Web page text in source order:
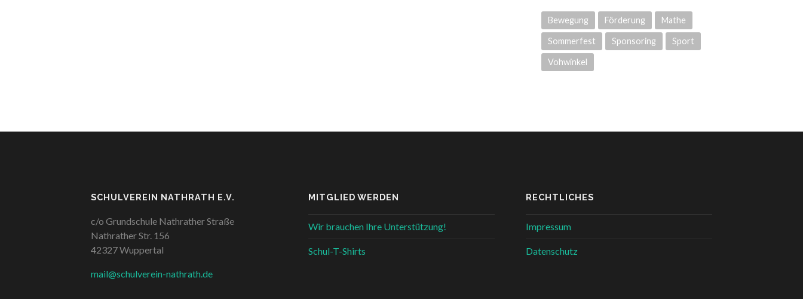
Bewegung Förderung Mathe
Sommerfest Sponsoring Sport
Vohwinkel
SCHULVEREIN NATHRATH E.V.
c/o Grundschule Nathrather Straße
Nathrather Str. 156
42327 Wuppertal
mail@schulverein-nathrath.de
MITGLIED WERDEN
Wir brauchen Ihre Unterstützung!
Schul-T-Shirts
RECHTLICHES
Impressum
Datenschutz